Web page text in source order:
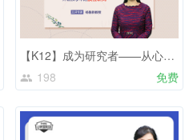
【K12】成为研究者——从心出发，探索外语教学中的质性研究
198
免费